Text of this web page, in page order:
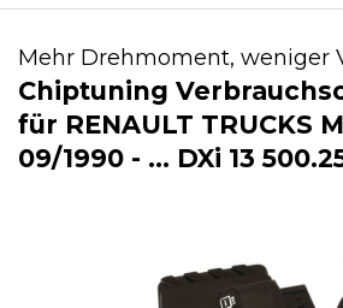
Mehr Drehmoment, weniger
Chiptuning
für RENAULT TRUCKS
09/1990 - ... DXi 13